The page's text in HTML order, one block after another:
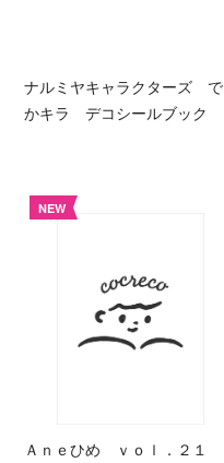
ナルミヤキャラクターズ で
かキラ デコシールブック
NEW
Ａｎｅひめ ｖｏｌ．２１